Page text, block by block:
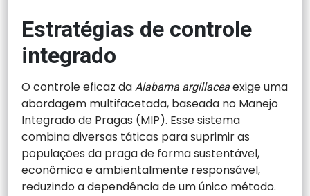
Estratégias de controle
integrado
O controle eficaz daAlabama argillacea exige uma
abordagem multifacetada, baseada no Manejo
Integrado de Pragas (MIP). Esse sistema
combina diversas táticas para suprimir as
populações da praga de forma sustentável,
econômica e ambientalmente responsável,
reduzindo a dependência de um único método.